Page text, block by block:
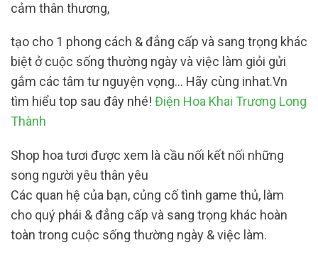
cảm thân thương,
tạo cho 1 phong cách & đẳng cấp và sang trọng khác
biệt ở cuộc sống thường ngày và việc làm giỏi gửi
gắm các tâm tư nguyện vọng… Hãy cùng inhat.Vn
tìm hiểu top sau đây nhé! Điện Hoa Khai Trương Long
Thành
Shop hoa tươi được xem là cầu nối kết nối những
song người yêu thân yêu
Các quan hệ của bạn, củng cố tình game thủ, làm
cho quý phái & đẳng cấp và sang trọng khác hoàn
toàn trong cuộc sống thường ngày & việc làm.